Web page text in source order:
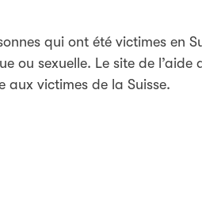
qui ont été victimes en
ou sexuelle. Le site de l’aide
aux victimes de la Suisse.